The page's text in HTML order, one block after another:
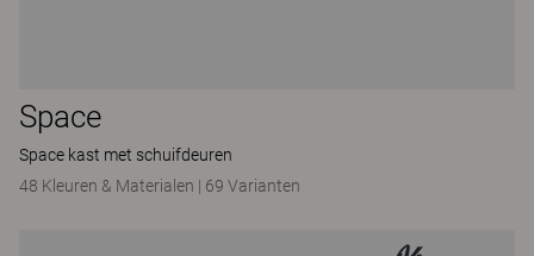
Space
Space kast met schuifdeuren
48 Kleuren & Materialen | 69 Varianten